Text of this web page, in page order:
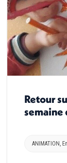
Retour
semaine
ANIMATION